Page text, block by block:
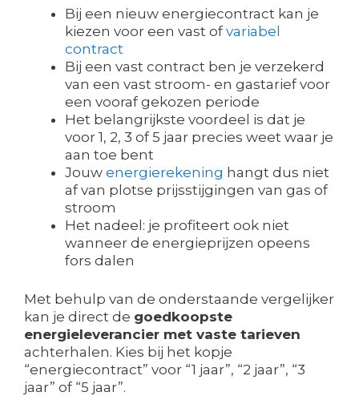
Bij een nieuw energiecontract kan je
kiezen voor een vast of variabel
contract
Bij een vast contract ben je verzekerd
van een vast stroom- en gastarief voor
een vooraf gekozen periode
Het belangrijkste voordeel is dat je
voor 1, 2, 3 of 5 jaar precies weet waar je
aan toe bent
Jouw energierekening hangt dus niet
af van plotse prijsstijgingen van gas of
stroom
Het nadeel: je profiteert ook niet
wanneer de energieprijzen opeens
fors dalen
Met behulp van de onderstaande vergelijker
kan je direct de goedkoopste
energieleverancier met vaste tarieven
achterhalen. Kies bij het kopje
“energiecontract” voor “1 jaar”, “2 jaar”, “3
jaar” of “5 jaar”.